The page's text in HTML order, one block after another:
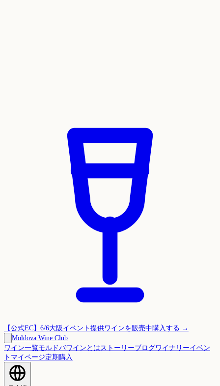
【公式EC】6/6大阪イベント提供ワインを販売中購入する →
Moldova Wine Club
ワイン一覧モルドバワインとはストーリーブログワイナリーイベン
ト マイページ定期購入